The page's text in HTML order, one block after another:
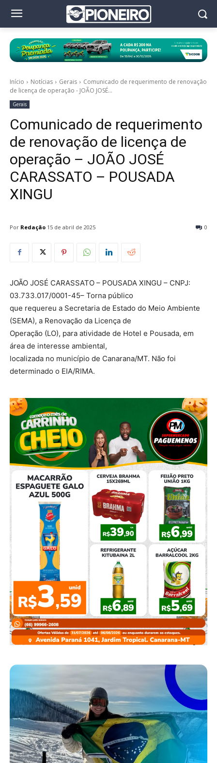
Início Notícias Gerais
Comunicado de requerimento de renovação
de licença de operação - JOÃO JOSÉ...
Gerais
Comunicado de requerimento
de renovação de licença de
operação – JOÃO JOSÉ
CARASSATO – POUSADA
XINGU
Por Redação 0
15 de abril de 2025
JOÃO JOSÉ CARASSATO – POUSADA XINGU – CNPJ:
03.733.017/0001-45– Torna público
que requereu a Secretaria de Estado do Meio Ambiente
(SEMA), a Renovação da Licença de
Operação (LO), para atividade de Hotel e Pousada, em
área de interesse ambiental,
localizada no município de Canarana/MT. Não foi
determinado o EIA/RIMA.